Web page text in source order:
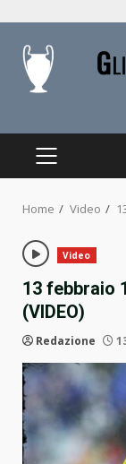
content
PRIMARY
Home Video
Video
13 febbraio
(VIDEO)
Redazione